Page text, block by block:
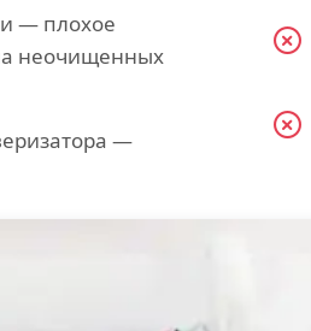
— плохое
неочищенных
—